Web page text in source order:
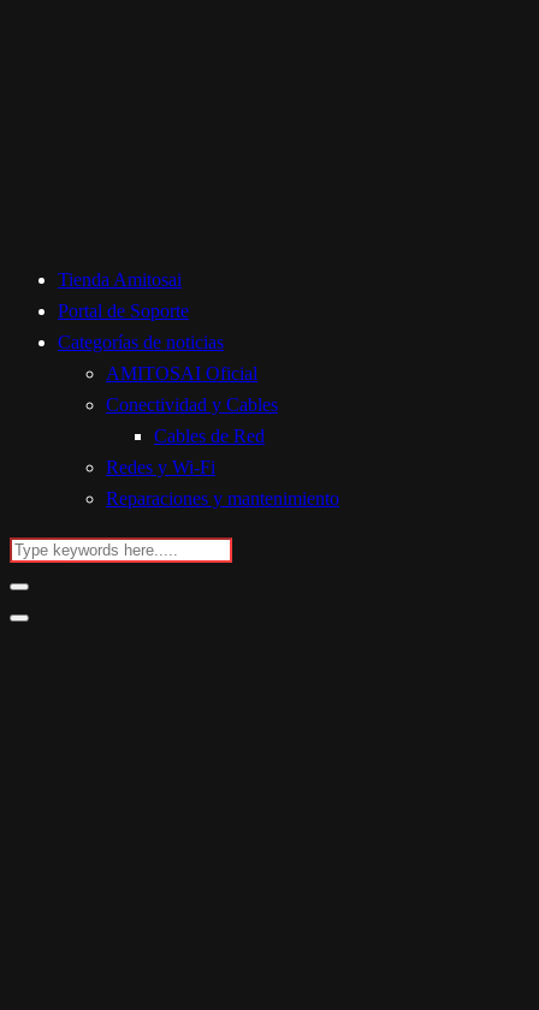
Tienda Amitosai
Portal de Soporte
Categorías de noticias
AMITOSAI Oficial
Conectividad y Cables
Cables de Red
Redes y Wi-Fi
Reparaciones y mantenimiento